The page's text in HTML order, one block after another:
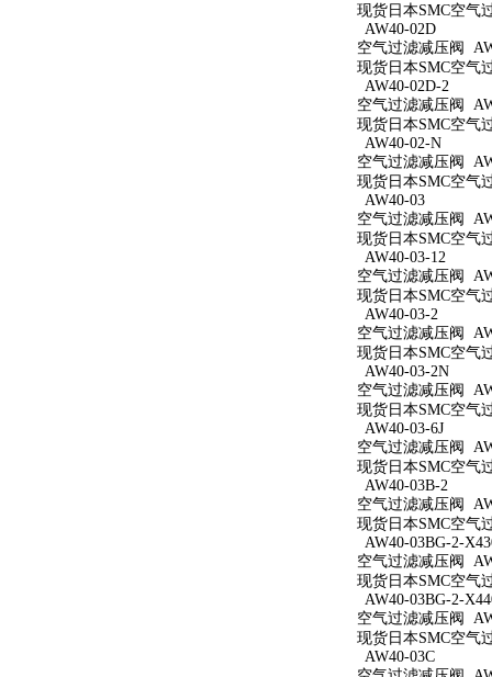
现货日本SMC空气
AW40-02D
空气过滤减压阀
现货日本SMC空气
AW40-02D-2
空气过滤减压阀
现货日本SMC空气
AW40-02-N
空气过滤减压阀
现货日本SMC空气
AW40-03
空气过滤减压阀
现货日本SMC空气
AW40-03-12
空气过滤减压阀
现货日本SMC空气
AW40-03-2
空气过滤减压阀
现货日本SMC空气
AW40-03-2N
空气过滤减压阀
现货日本SMC空气
AW40-03-6J
空气过滤减压阀
现货日本SMC空气
AW40-03B-2
空气过滤减压阀
现货日本SMC空气
AW40-03BG-2-
空气过滤减压阀
现货日本SMC空气
AW40-03BG-2-
空气过滤减压阀
现货日本SMC空气
AW40-03C